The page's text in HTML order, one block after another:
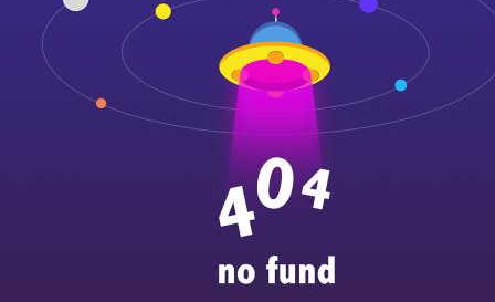
ag
无锡求和 求和不锈钢 不锈钢板304
猜猜310不锈钢价格今日涨跌？